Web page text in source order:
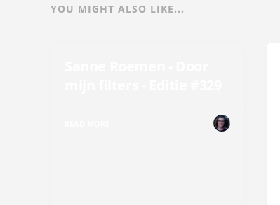
YOU MIGHT ALSO LIKE...